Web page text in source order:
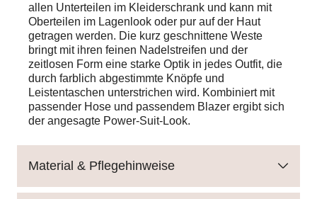
allen Unterteilen im Kleiderschrank und kann mit
Oberteilen im Lagenlook oder pur auf der Haut
getragen werden. Die kurz geschnittene Weste
bringt mit ihren feinen Nadelstreifen und der
zeitlosen Form eine starke Optik in jedes Outfit, die
durch farblich abgestimmte Knöpfe und
Leistentaschen unterstrichen wird. Kombiniert mit
passender Hose und passendem Blazer ergibt sich
der angesagte Power-Suit-Look.
Material & Pflegehinweise